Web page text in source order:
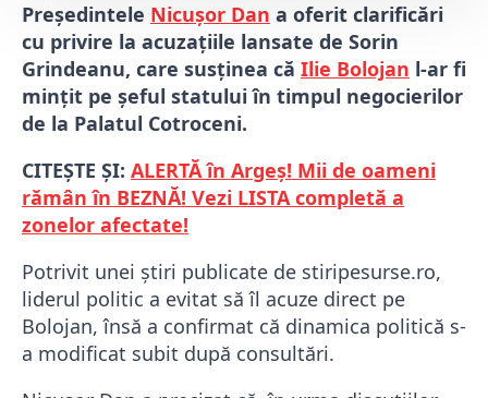
Președintele Nicușor Dan a oferit clarificări
cu privire la acuzațiile lansate de Sorin
Grindeanu, care susținea că Ilie Bolojan l-ar fi
mințit pe șeful statului în timpul negocierilor
de la Palatul Cotroceni.
CITEȘTE ȘI: ALERTĂ în Argeș! Mii de oameni
rămân în BEZNĂ! Vezi LISTA completă a
zonelor afectate!
Potrivit unei știri publicate de stiripesurse.ro,
liderul politic a evitat să îl acuze direct pe
Bolojan, însă a confirmat că dinamica politică s-
a modificat subit după consultări.